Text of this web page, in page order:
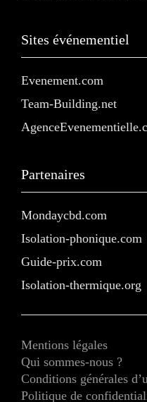
Sites événementiel
Evenement.com
Team-Building.net
Partenaires
Mondaycbd.com
Isolation-phonique.com
Guide-prix.com
Isolation-thermique.org
Mentions légales
Qui sommes-nous ?
Conditions générales
Politique de